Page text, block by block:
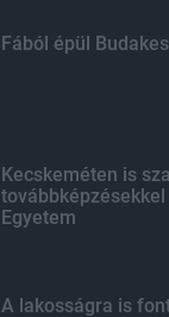
Fából épül
Kecskeméten is
Egyetem
A lakosságra is